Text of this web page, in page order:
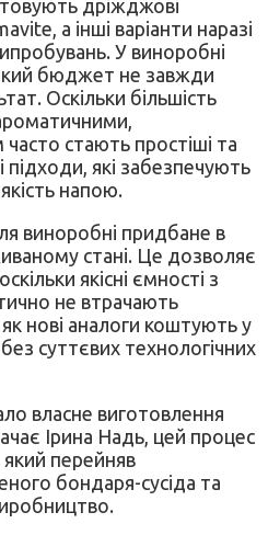
дріжджові
а інші варіанти наразі
У виноробні
бюджет не завжди
Оскільки більшість
стають простіші та
підходи, які забезпечують
напою.
виноробні придбане в
стані. Це дозволяє
якісні ємності з
не втрачають
нові аналоги коштують у
суттєвих технологічних
власне виготовлення
Ірина Надь, цей процес
який перейняв
бондаря-сусіда та